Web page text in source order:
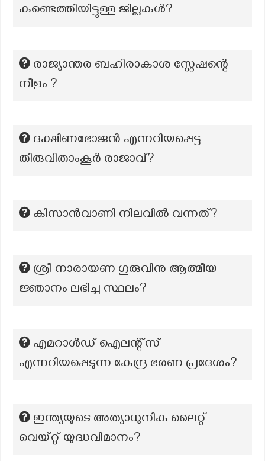
കണ്ടെത്തിയിട്ടുള്ള ജില്ലകൾ?
രാജ്യാന്തര ബഹിരാകാശ സ്റ്റേഷന്റെ
നീളം ?
ദക്ഷിണഭോജൻ എന്നറിയപ്പെട്ട
തിരുവിതാംകൂർ രാജാവ്?
കിസാന്‍വാണി നിലവില്‍ വന്നത്?
ശ്രീ നാരായണ ഗുരുവിനു ആത്മീയ
ജ്ഞാനം ലഭിച്ച സ്ഥലം?
എമറാൾഡ് ഐലന്റ്സ്
എന്നറിയപ്പെടുന്ന കേന്ദ്ര ഭരണ പ്രദേശം?
ഇന്ത്യയുടെ അത്യാധുനിക ലൈറ്റ്
വെയ്റ്റ് യുദ്ധവിമാനം?